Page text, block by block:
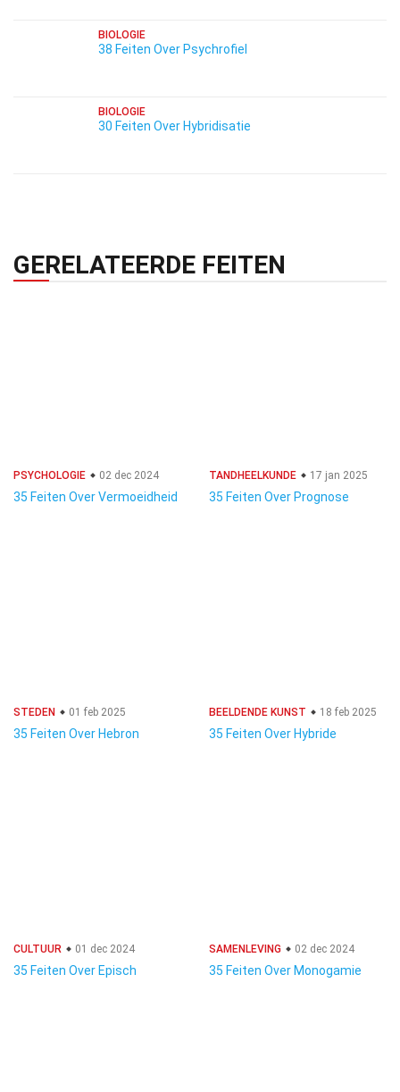
BIOLOGIE
38 Feiten Over Psychrofiel
BIOLOGIE
30 Feiten Over Hybridisatie
GERELATEERDE FEITEN
PSYCHOLOGIE 02 dec 2024
35 Feiten Over Vermoeidheid
TANDHEELKUNDE 17 jan 2025
35 Feiten Over Prognose
STEDEN 01 feb 2025
35 Feiten Over Hebron
BEELDENDE KUNST 18 feb 2025
35 Feiten Over Hybride
CULTUUR 01 dec 2024
35 Feiten Over Episch
SAMENLEVING 02 dec 2024
35 Feiten Over Monogamie